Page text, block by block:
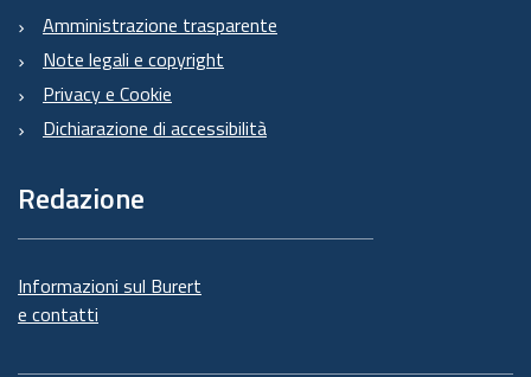
Amministrazione trasparente
Note legali e copyright
Privacy e Cookie
Dichiarazione di accessibilità
Redazione
Informazioni sul Burert
e contatti